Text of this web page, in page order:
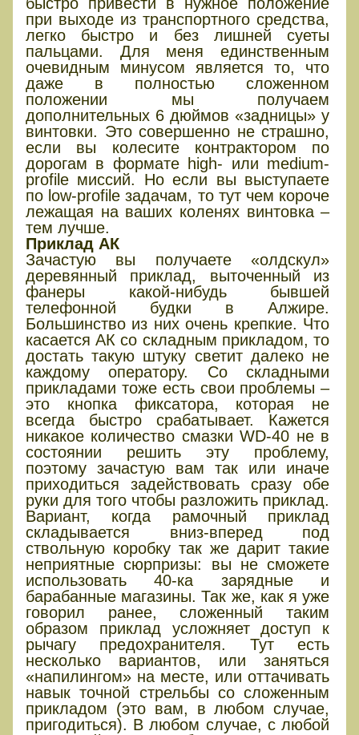
при выходе из транспортного средства,
легко быстро и без лишней суеты
пальцами. Для меня единственным
очевидным минусом является то, что
даже в полностью сложенном
положении мы получаем
дополнительных 6 дюймов «задницы» у
винтовки. Это совершенно не страшно,
если вы колесите контрактором по
дорогам в формате high- или medium-
profile миссий. Но если вы выступаете
по low-profile задачам, то тут чем короче
лежащая на ваших коленях винтовка –
тем лучше.
Приклад АК
Зачастую вы получаете «олдскул»
деревянный приклад, выточенный из
фанеры какой-нибудь бывшей
телефонной будки в Алжире.
Большинство из них очень крепкие. Что
касается АК со складным прикладом, то
достать такую штуку светит далеко не
каждому оператору. Со складными
прикладами тоже есть свои проблемы –
это кнопка фиксатора, которая не
всегда быстро срабатывает. Кажется
никакое количество смазки WD-40 не в
состоянии решить эту проблему,
поэтому зачастую вам так или иначе
приходиться задействовать сразу обе
руки для того чтобы разложить приклад.
Вариант, когда рамочный приклад
складывается вниз-вперед под
ствольную коробку так же дарит такие
неприятные сюрпризы: вы не сможете
использовать 40-ка зарядные и
барабанные магазины. Так же, как я уже
говорил ранее, сложенный таким
образом приклад усложняет доступ к
рычагу предохранителя. Тут есть
несколько вариантов, или заняться
«напилингом» на месте, или оттачивать
навык точной стрельбы со сложенным
прикладом (это вам, в любом случае,
пригодиться). В любом случае, с любой